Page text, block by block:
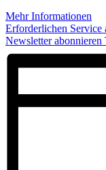
Mehr Informationen
Erforderlichen Service
Newsletter abonnieren